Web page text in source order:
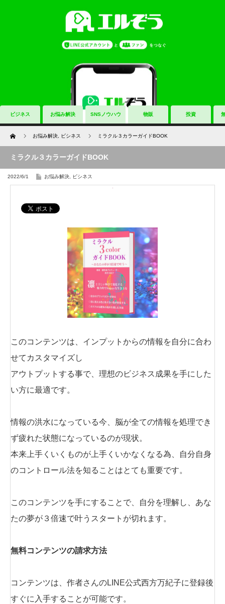
ビジネス お悩み解決 SNSノウハウ 物販 投資
Home お悩み解決 ビシネス ミラクル３カラーガイドBOOK
ミラクル３カラーガイドBOOK
2022/6/1 お悩み解決 ビシネス
このコンテンツは、インプットからの情報を自分に合わ
せてカスタマイズし
アウトプットする事で、理想のビジネス成果を手にした
い方に最適です。
情報の洪水になっている今、脳が全ての情報を処理でき
ず疲れた状態になっているのが現状。
本来上手くいくものが上手くいかなくなる為、自分自身
のコントロール法を知ることはとても重要です。
このコンテンツを手にすることで、自分を理解し、あな
たの夢が３倍速で叶うスタートが切れます。
無料コンテンツの請求方法
コンテンツは、作者さんのLINE公式西方万紀子に登録後
すぐに入手することが可能です。